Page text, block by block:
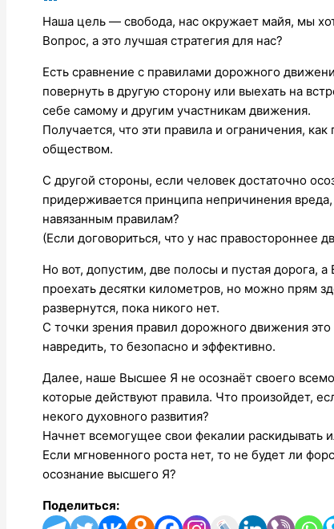
Наша цель — свобода, нас окружает майя, мы
Вопрос, а это лучшая стратегия для нас?
Есть сравнение с правилами дорожного
повернуть в другую сторону или выехать на
себе самому и другим участникам движения.
Получается, что эти правила и ограничения,
обществом.
С другой стороны, если человек достаточно
придерживается принципа непричинения
навязанным правилам?
(Если договориться, что у нас правостороннее
Но вот, допустим, две полосы и пустая дорога,
проехать десятки километров, но можно прям
развернутся, пока никого нет.
С точки зрения правил дорожного движения
навредить, то безопасно и эффективно.
Далее, наше Высшее Я не осознаёт своего
которые действуют правила. Что произойдет,
некого духовного развития?
Начнет всемогущее свои фекалии раскидывать
Если мгновенного роста нет, то не будет ли
осознание высшего Я?
Поделиться: